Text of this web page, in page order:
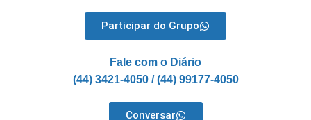
Participar do Grupo
Fale com o Diário
(44) 3421-4050 / (44) 99177-4050
Conversar